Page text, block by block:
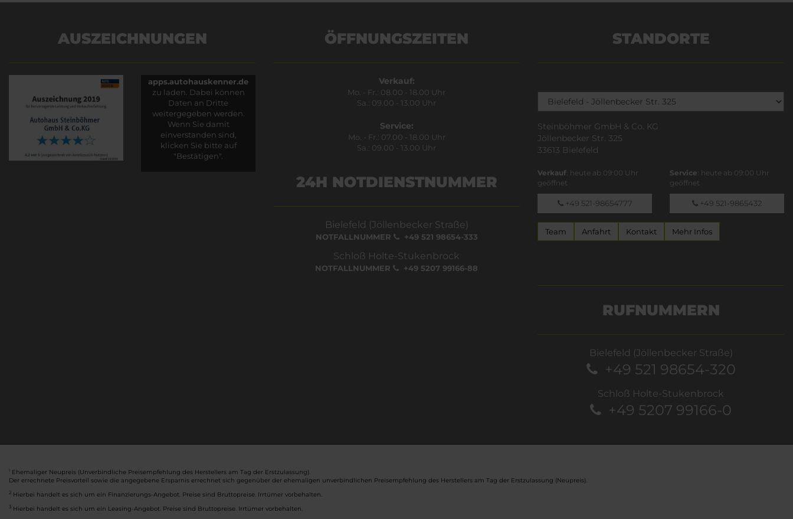
AUSZEICHNUNGEN
apps.autohauskenner.de
zu laden. Dabei können
Daten an Dritte
weitergegeben werden.
Wenn Sie damit
einverstanden sind,
klicken Sie bitte auf
"Bestätigen".
ÖFFNUNGSZEITEN
Verkauf:
Mo. - Fr.: 08.00 - 18.00 Uhr
Sa.: 09.00 - 13.00 Uhr
Service:
Mo. - Fr.: 07.00 - 18.00 Uhr
Sa.: 09.00 - 13.00 Uhr
24H NOTDIENSTNUMMER
Bielefeld (Jöllenbecker Straße)
NOTFALLNUMMER +49 521 98654-333
Schloß Holte-Stukenbrock
NOTFALLNUMMER +49 5207 99166-88
STANDORTE
Steinböhmer GmbH & Co. KG
Jöllenbecker Str. 325
33613 Bielefeld
Verkauf: heute ab 09:00 Uhr
geöffnet
+49 521-98654777
Service: heute ab 09:00 Uhr
geöffnet
+49 521-9865432
Team Anfahrt Kontakt Mehr Infos
RUFNUMMERN
Bielefeld (Jöllenbecker Straße)
+49 521 98654-320
Schloß Holte-Stukenbrock
+49 5207 99166-0
1 Ehemaliger Neupreis (Unverbindliche Preisempfehlung des Herstellers am Tag der Erstzulassung).
Der errechnete Preisvorteil sowie die angegebene Ersparnis errechnet sich gegenüber der ehemaligen unverbindlichen Preisempfehlung des Herstellers am Tag der Erstzulassung (Neupreis).
2 Hierbei handelt es sich um ein Finanzierungs-Angebot. Preise sind Bruttopreise. Irrtümer vorbehalten.
3 Hierbei handelt es sich um ein Leasing-Angebot. Preise sind Bruttopreise. Irrtümer vorbehalten.